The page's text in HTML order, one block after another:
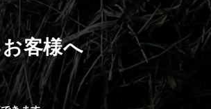
客様へ